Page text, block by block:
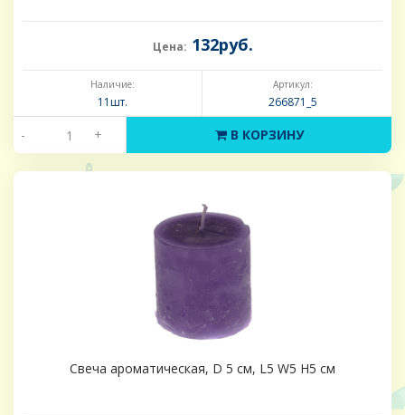
Цена: 132руб.
Наличие:
11шт.
Артикул:
266871_5
- + В КОРЗИНУ
Свеча ароматическая, D 5 см, L5 W5 H5 см